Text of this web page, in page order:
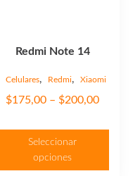
Redmi Note 14
Celulares, Redmi, Xiaomi
$175,00 – $200,00Price
$200,00
Seleccionar
opciones